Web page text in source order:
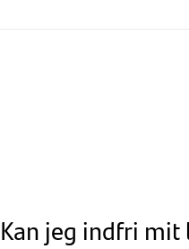
Kan jeg indfri mit